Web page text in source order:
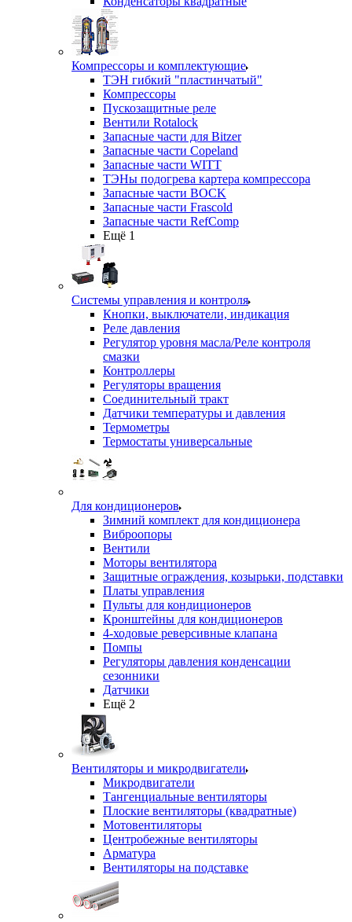
Компрессоры и комплектующие
ТЭН гибкий "пластинчатый"
Компрессоры
Пускозащитные реле
Вентили Rotalock
Запасные части для Bitzer
Запасные части Copeland
Запасные части WITT
ТЭНы подогрева картера компрессора
Запасные части BOCK
Запасные части Frascold
Запасные части RefComp
Ещё 1
Системы управления и контроля
Кнопки, выключатели, индикация
Реле давления
Регулятор уровня масла/Реле контроля
смазки
Контроллеры
Регуляторы вращения
Соединительный тракт
Датчики температуры и давления
Термометры
Термостаты универсальные
Для кондиционеров
Зимний комплект для кондиционера
Виброопоры
Вентили
Моторы вентилятора
Защитные ограждения, козырьки, подставки
Платы управления
Пульты для кондиционеров
Кронштейны для кондиционеров
4-ходовые реверсивные клапана
Помпы
Регуляторы давления конденсации
сезонники
Датчики
Ещё 2
Вентиляторы и микродвигатели
Микродвигатели
Тангенциальные вентиляторы
Плоские вентиляторы (квадратные)
Мотовентиляторы
Центробежные вентиляторы
Арматура
Вентиляторы на подставке